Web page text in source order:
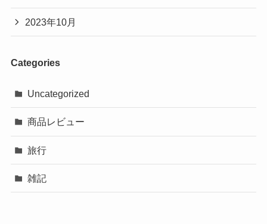
2023年10月
Categories
Uncategorized
商品レビュー
旅行
雑記